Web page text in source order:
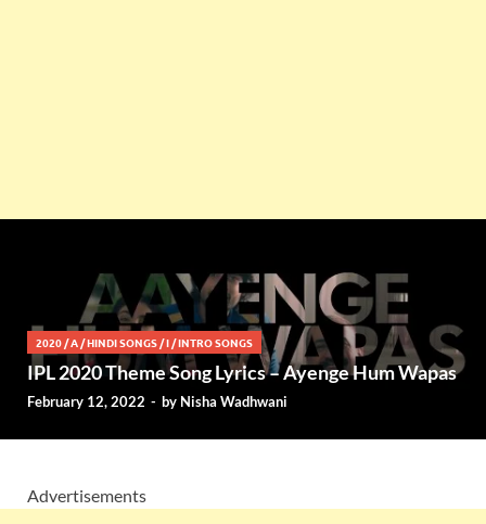
2020 /A /HINDI SONGS /I /INTRO SONGS
IPL 2020 Theme Song Lyrics – Ayenge Hum Wapas
February 12, 2022 - by Nisha Wadhwani
Advertisements